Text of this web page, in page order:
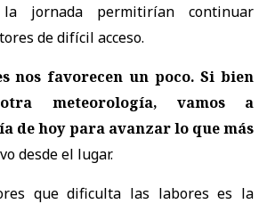
la jornada permitirían continuar
de difícil acceso.
nos favorecen un poco. Si bien
otra meteorología, vamos a
de hoy para avanzar lo que más
desde el lugar.
que dificulta las labores es la